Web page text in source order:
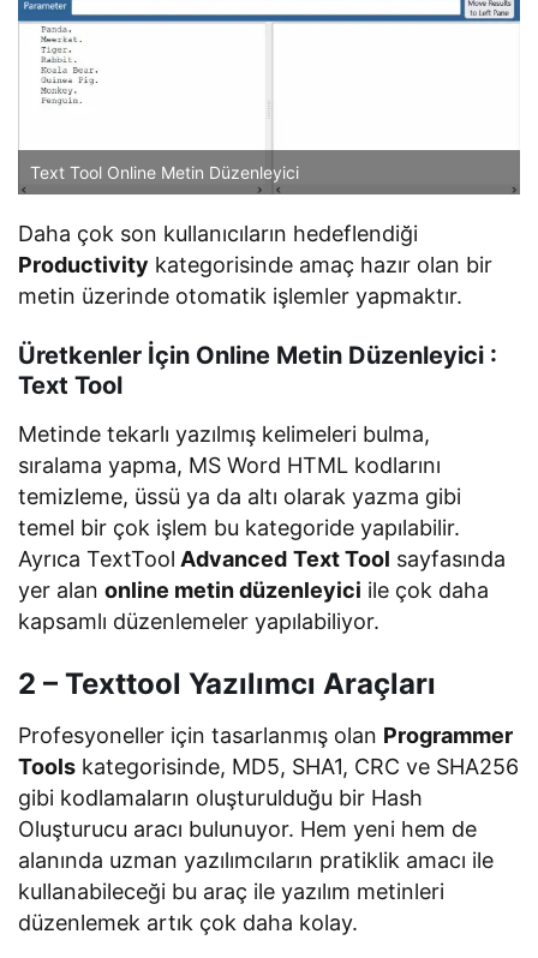
Text Tool Online Metin Düzenleyici
Daha çok son kullanıcıların hedeflendiği
Productivity kategorisinde amaç hazır olan bir
metin üzerinde otomatik işlemler yapmaktır.
Üretkenler İçin Online Metin Düzenleyici :
Text Tool
Metinde tekarlı yazılmış kelimeleri bulma,
sıralama yapma, MS Word HTML kodlarını
temizleme, üssü ya da altı olarak yazma gibi
temel bir çok işlem bu kategoride yapılabilir.
Ayrıca TextTool Advanced Text Tool sayfasında
yer alanonline metin düzenleyici ile çok daha
kapsamlı düzenlemeler yapılabiliyor.
2 – Texttool Yazılımcı Araçları
Profesyoneller için tasarlanmış olan Programmer
Tools kategorisinde, MD5, SHA1, CRC ve SHA256
gibi kodlamaların oluşturulduğu bir Hash
Oluşturucu aracı bulunuyor. Hem yeni hem de
alanında uzman yazılımcıların pratiklik amacı ile
kullanabileceği bu araç ile yazılım metinleri
düzenlemek artık çok daha kolay.